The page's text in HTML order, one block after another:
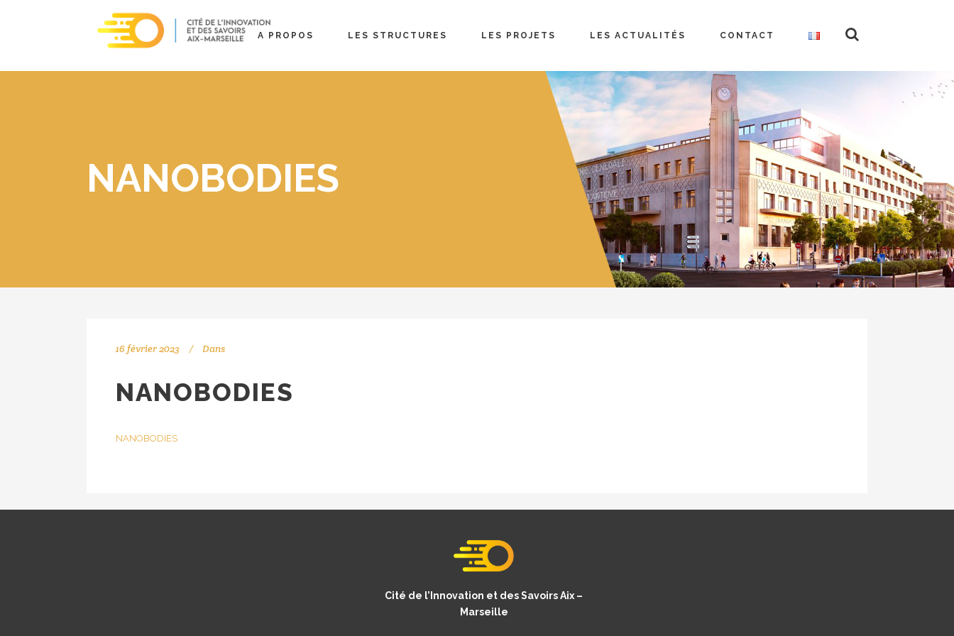
A PROPOS LES STRUCTURES LES PROJETS LES ACTUALITÉS CONTACT
NANOBODIES
16 février 2023 Dans
NANOBODIES
NANOBODIES
Cité de l’Innovation et des Savoirs Aix –
Marseille